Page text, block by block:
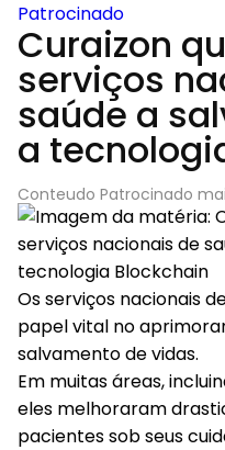
Patrocinado
Curaizon
serviços
saúde a
a
Conteudo Patrocinado
Os serviços nacionais
papel vital no
salvamento de vidas.
Em muitas áreas,
eles melhoraram
pacientes sob seus